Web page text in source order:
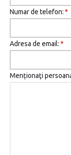
Numar de telefon:*
Adresa de email:*
Menționaţi